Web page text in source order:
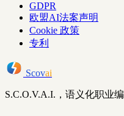
GDPR
欧盟AI法案声明
Cookie 政策
专利
Scovai
S.C.O.V.A.I.，语义化职业